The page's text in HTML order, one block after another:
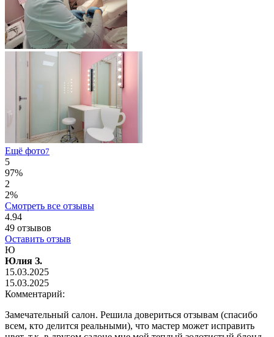
Ещё фото7
5
97%
2
2%
Смотреть все отзывы
4.94
49 отзывов
Оставить отзыв
Ю
Юлия З.
15.03.2025
15.03.2025
Комментарий:
Замечательный салон. Решила довериться отзывам (спасибо
всем, кто делится реальными), что мастер может исправить